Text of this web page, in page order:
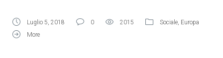
Luglio 5, 2018 0 2015 Sociale, Europa
More